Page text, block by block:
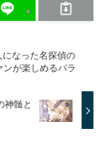
なった名探偵の
が楽しめるバラ
神髄と